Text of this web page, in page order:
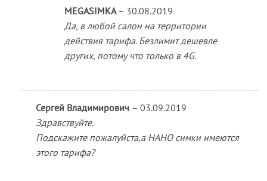
MEGASIMKA – 30.08.2019
Да, в любой салон на территории
действия тарифа. Безлимит дешевле
других, потому что только в 4G.
Сергей Владимирович – 03.09.2019
Здравствуйте.
Подскажите пожалуйста,а НАНО симки имеются
этого тарифа?